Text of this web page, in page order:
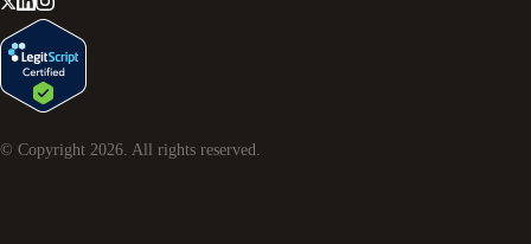
© Copyright 2026 . All rights reserved.